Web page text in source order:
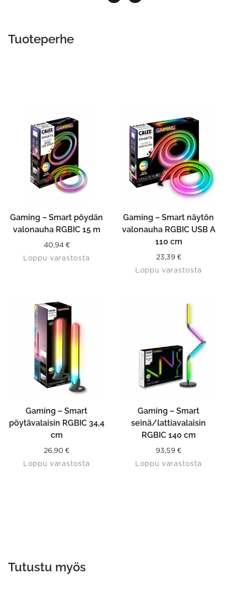
Tuoteperhe
Gaming – Smart pöydän
valonauha RGBIC 15 m
40,94 €
Loppu varastosta
Gaming – Smart näytön
valonauha RGBIC USB A
110 cm
23,39 €
Loppu varastosta
Gaming – Smart
pöytävalaisin RGBIC 34,4
cm
26,90 €
Loppu varastosta
Gaming – Smart
seinä/lattiavalaisin
RGBIC 140 cm
93,59 €
Loppu varastosta
Tutustu myös